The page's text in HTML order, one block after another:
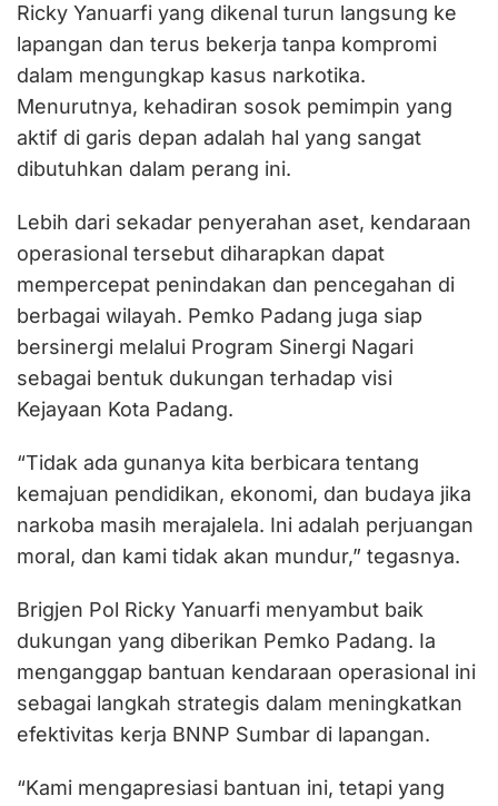
Ricky Yanuarfi yang dikenal turun langsung ke
lapangan dan terus bekerja tanpa kompromi
dalam mengungkap kasus narkotika.
Menurutnya, kehadiran sosok pemimpin yang
aktif di garis depan adalah hal yang sangat
dibutuhkan dalam perang ini.
Lebih dari sekadar penyerahan aset, kendaraan
operasional tersebut diharapkan dapat
mempercepat penindakan dan pencegahan di
berbagai wilayah. Pemko Padang juga siap
bersinergi melalui Program Sinergi Nagari
sebagai bentuk dukungan terhadap visi
Kejayaan Kota Padang.
“Tidak ada gunanya kita berbicara tentang
kemajuan pendidikan, ekonomi, dan budaya jika
narkoba masih merajalela. Ini adalah perjuangan
moral, dan kami tidak akan mundur,” tegasnya.
Brigjen Pol Ricky Yanuarfi menyambut baik
dukungan yang diberikan Pemko Padang. Ia
menganggap bantuan kendaraan operasional ini
sebagai langkah strategis dalam meningkatkan
efektivitas kerja BNNP Sumbar di lapangan.
“Kami mengapresiasi bantuan ini, tetapi yang